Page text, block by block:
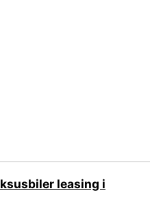
leasing i